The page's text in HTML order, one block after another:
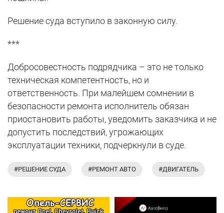
Решение суда вступило в законную силу.
***
Добросовестность подрядчика – это не только
техническая компетентность, но и
ответственность. При малейшем сомнении в
безопасности ремонта исполнитель обязан
приостановить работы, уведомить заказчика и не
допустить последствий, угрожающих
эксплуатации техники, подчеркнули в суде.
#РЕШЕНИЕ СУДА #РЕМОНТ АВТО #ДВИГАТЕЛЬ